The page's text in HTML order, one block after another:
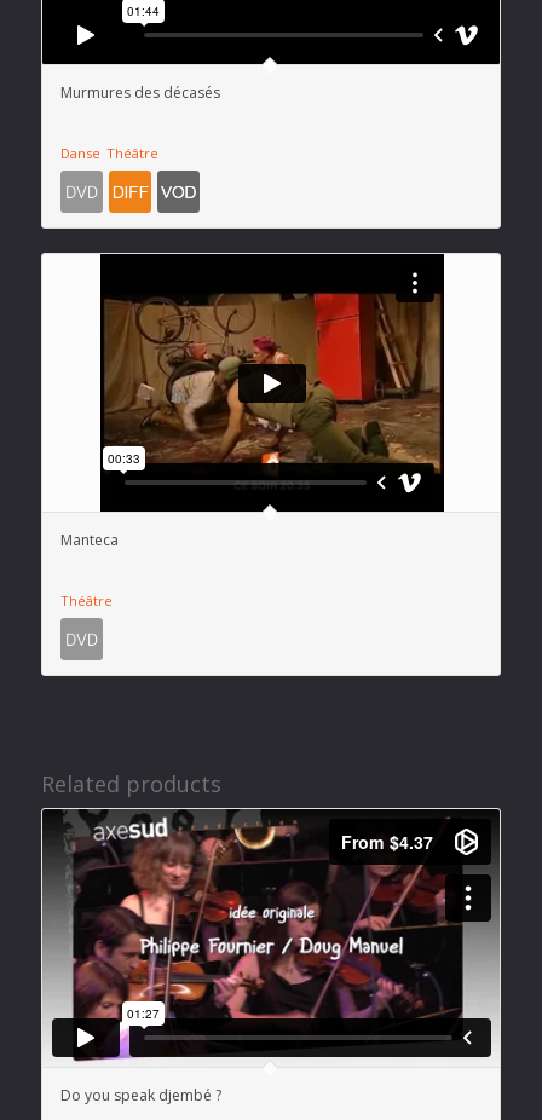
Murmures des décasés
Danse Théâtre
Manteca
Théâtre
Related products
Do you speak djembé ?